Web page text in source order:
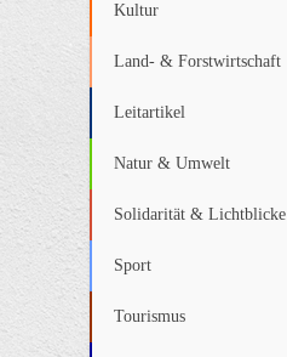
Kultur
Land- & Forstwirtschaft
Leitartikel
Natur & Umwelt
Solidarität & Lichtblicke
Sport
Tourismus